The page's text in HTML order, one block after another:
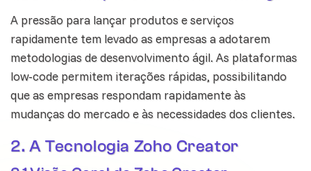
A pressão para lançar produtos e serviços
rapidamente tem levado as empresas a adotarem
metodologias de desenvolvimento ágil. As plataformas
low-code permitem iterações rápidas, possibilitando
que as empresas respondam rapidamente às
mudanças do mercado e às necessidades dos clientes.
2. A Tecnologia Zoho Creator